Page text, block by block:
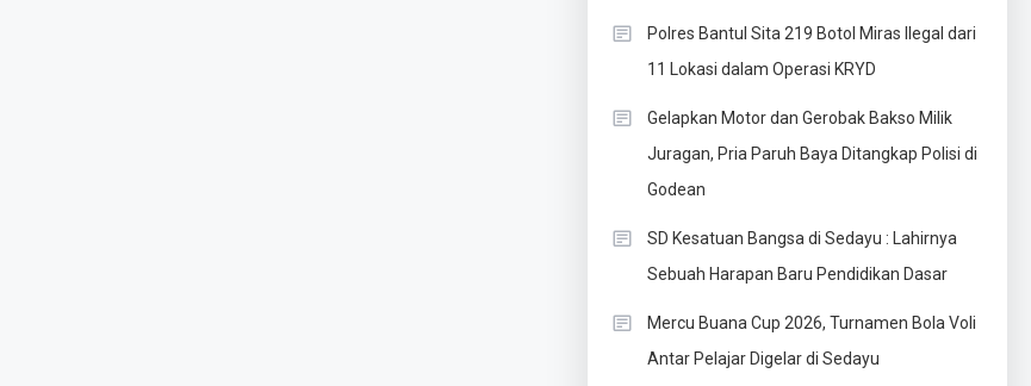
Polres Bantul Sita 219 Botol Miras Ilegal dari
11 Lokasi dalam Operasi KRYD
Gelapkan Motor dan Gerobak Bakso Milik
Juragan, Pria Paruh Baya Ditangkap Polisi di
Godean
SD Kesatuan Bangsa di Sedayu : Lahirnya
Sebuah Harapan Baru Pendidikan Dasar
Mercu Buana Cup 2026, Turnamen Bola Voli
Antar Pelajar Digelar di Sedayu